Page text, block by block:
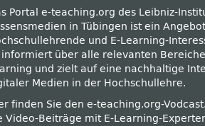
Portal e-teaching.org des Leibniz-
in Tübingen ist ein
und E-Learning-
informiert über alle relevanten
und zielt auf eine nachhaltige
Medien in der Hochschullehre.
finden Sie den e-teaching.org-
Video-Beiträge mit E-Learning-